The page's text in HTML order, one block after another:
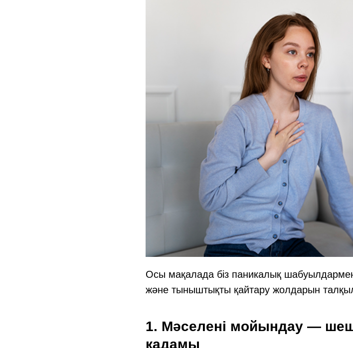
Осы мақалада біз паникалық
және тыныштықты қайтару жолдарын
1. Мәселені мойындау —
қадамы